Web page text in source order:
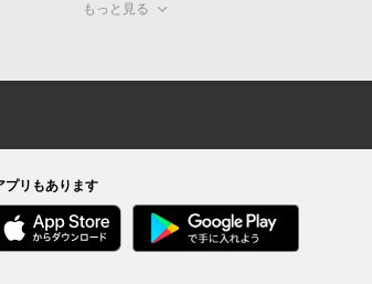
もっと見る
プリもあります